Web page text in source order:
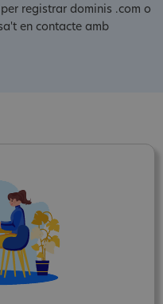
registrar dominis .com o
en contacte amb